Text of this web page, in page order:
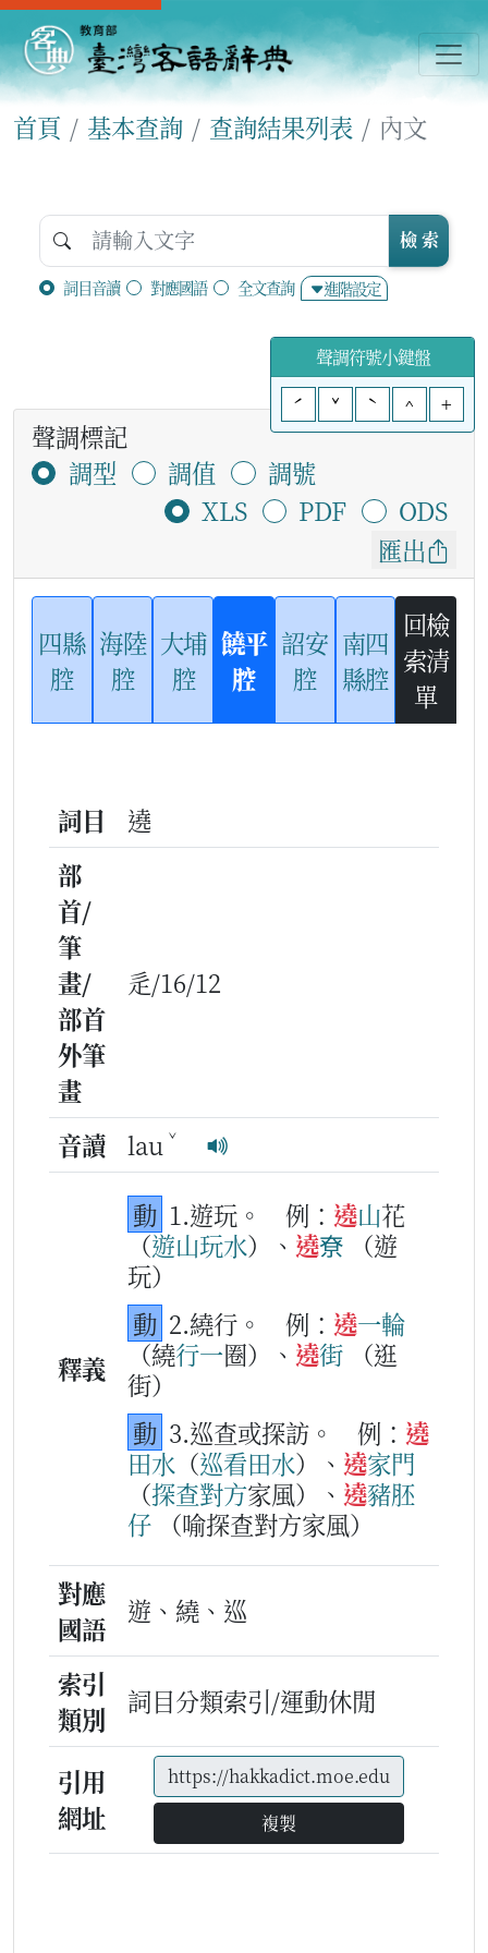
首頁 基本查詢 查詢結果列表 內文
詞目音讀 對應國語 全文查詢 進階設定
檢 索
聲調符號小鍵盤
ˊ
ˇ ˋ ^ +
聲調標記
調型
調值
調號
XLS
PDF
ODS
匯出
四縣
腔
海陸
腔
大埔
腔
饒平
腔
詔安
腔
南四
縣腔
回檢
索清
單
詞目
遶
部
首/
筆
畫/
部首
外筆
畫
辵/16/12
音讀 lau ˇ
釋義
動 1.遊玩。 例： 遶山花
（遊山玩水）、 遶尞
（遊
玩）
動 2.繞行。 例： 遶一輪
（繞行一圈）、 遶街
（逛
街）
動 3.巡查或探訪。 例： 遶
田水 （巡看田水）、 遶家門
（探查對方家風）、 遶豬胚
仔
（喻探查對方家風）
對應
國語
遊、繞、巡
索引
類別
詞目分類索引/運動休閒
引用
網址
複製